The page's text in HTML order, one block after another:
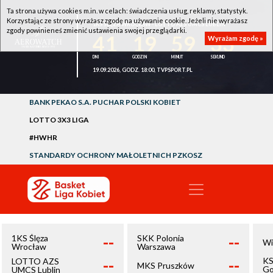
1KS ŚLĘZA WROCŁAW - LOTTO AZS UMCS LUBLIN
33
19.09.2026, GODZ. 18:00, TVPSPORT.PL
BANK PEKAO S.A. PUCHAR POLSKI KOBIET
LOTTO 3X3 LIGA
#HWHR
STANDARDY OCHRONY MAŁOLETNICH PZKOSZ
1KS Ślęza
Wrocław
--
LOTTO AZS
UMCS Lublin
--
SKK Polonia
Warszawa
--
MKS Pruszków --
Ta strona używa cookies m.in. w celach: świadczenia usług, reklamy, statystyk.
Korzystając ze strony wyrażasz zgodę na używanie cookie. Jeżeli nie wyrażasz
zgody powinieneś zmienić ustawienia swojej przeglądarki.
Wyrażam zgodę »